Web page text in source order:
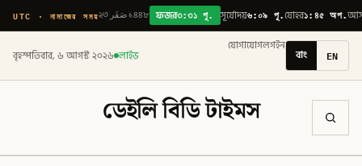
UTC · নামাজের সময় ২৩ صَفَر ১৪৪৮ ফজর৩:৩১ পূ. সূর্যোদয়৬:০৯ পূ.যোহর১:৪৫ অপ.
বৃহস্পতিবার, ৬ আগস্ট ২০২৬ লাইভ
যোগাযোগলগইন
বাং EN
ডেইলি বিডি টাইমস